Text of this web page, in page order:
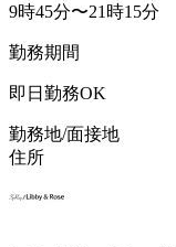
9時45分〜21時15分
勤務期間
即日勤務OK
勤務地/面接地
住所